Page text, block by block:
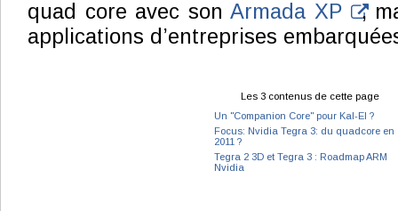
quad core avec sonArmada XP
,
applications d’entreprises
Les 3 contenus de cette page
Un "Companion Core" pour Kal-El ?
Focus: Nvidia Tegra 3: du quadcore en
2011 ?
Tegra 2 3D et Tegra 3 : Roadmap ARM
Nvidia